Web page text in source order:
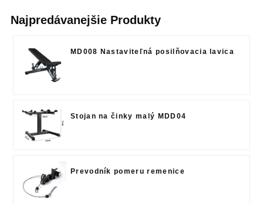
Najpredávanejšie Produkty
MD008 Nastaviteľná posilňovacia lavica
Stojan na činky malý MDD04
Prevodník pomeru remenice